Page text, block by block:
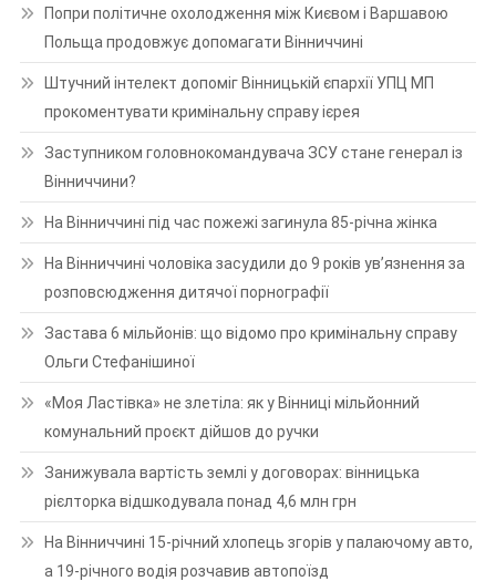
Попри політичне охолодження між Києвом і Варшавою
Польща продовжує допомагати Вінниччині
Штучний інтелект допоміг Вінницькій єпархії УПЦ МП
прокоментувати кримінальну справу ієрея
Заступником головнокомандувача ЗСУ стане генерал із
Вінниччини?
На Вінниччині під час пожежі загинула 85-річна жінка
На Вінниччині чоловіка засудили до 9 років ув’язнення за
розповсюдження дитячої порнографії
Застава 6 мільйонів: що відомо про кримінальну справу
Ольги Стефанішиної
«Моя Ластівка» не злетіла: як у Вінниці мільйонний
комунальний проєкт дійшов до ручки
Занижувала вартість землі у договорах: вінницька
рієлторка відшкодувала понад 4,6 млн грн
На Вінниччині 15-річний хлопець згорів у палаючому авто,
а 19-річного водія розчавив автопоїзд